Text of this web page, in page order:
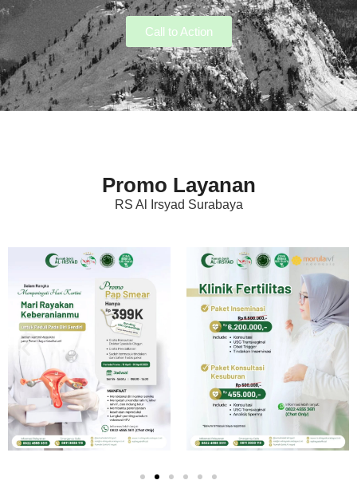
Call to Action
Promo Layanan
RS Al Irsyad Surabaya